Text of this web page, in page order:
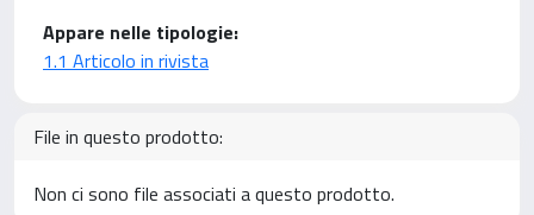
Appare nelle tipologie:
1.1 Articolo in rivista
File in questo prodotto:
Non ci sono file associati a questo prodotto.